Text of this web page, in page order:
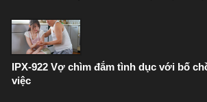
IPX-922 Vợ chìm đắm tình dục với bố
việc